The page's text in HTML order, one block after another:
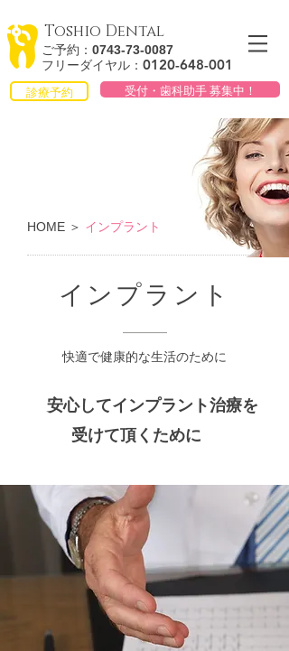
Toshio Dental
ご予約： 0743-73-0087
フリーダイヤル： 0120-648-001
診療予約 受付・歯科助手 募集中！
HOME ＞ インプラント
インプラント
快適で健康的な生活のために
安心してインプラント治療を
受けて頂くために